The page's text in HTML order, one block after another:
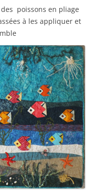
poissons en pliage
à les appliquer et